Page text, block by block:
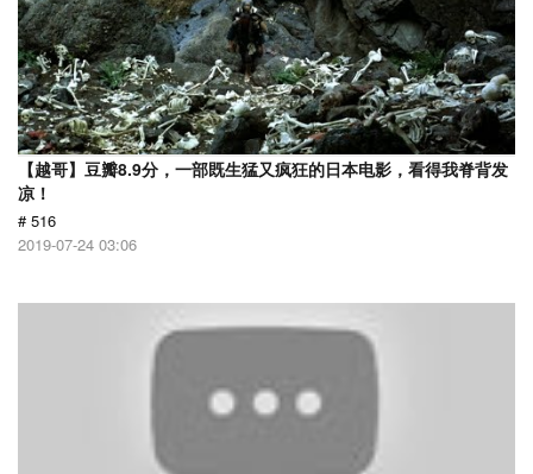
【越哥】豆瓣8.9分，一部既生猛又疯狂的日本电影，看得我脊背发
凉！
# 516
2019-07-24 03:06